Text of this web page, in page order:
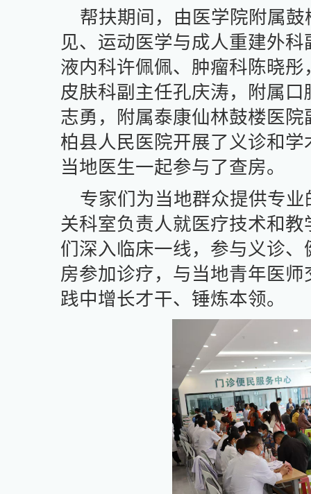
帮扶期间，由医学院附属
见、运动医学与成人重建外
液内科许佩佩、肿瘤科陈晓
皮肤科副主任孔庆涛，附属
志勇，附属泰康仙林鼓楼医
柏县人民医院开展了义诊和
当地医生一起参与了查房。
专家们为当地群众提供专
关科室负责人就医疗技术和
们深入临床一线，参与义诊
房参加诊疗，与当地青年医
践中增长才干、锤炼本领。